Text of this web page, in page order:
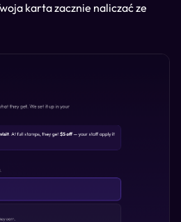
karta zacznie naliczać ze